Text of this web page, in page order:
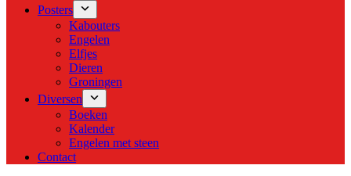
Posters
Kabouters
Engelen
Elfjes
Dieren
Groningen
Diversen
Boeken
Kalender
Engelen met steen
Contact